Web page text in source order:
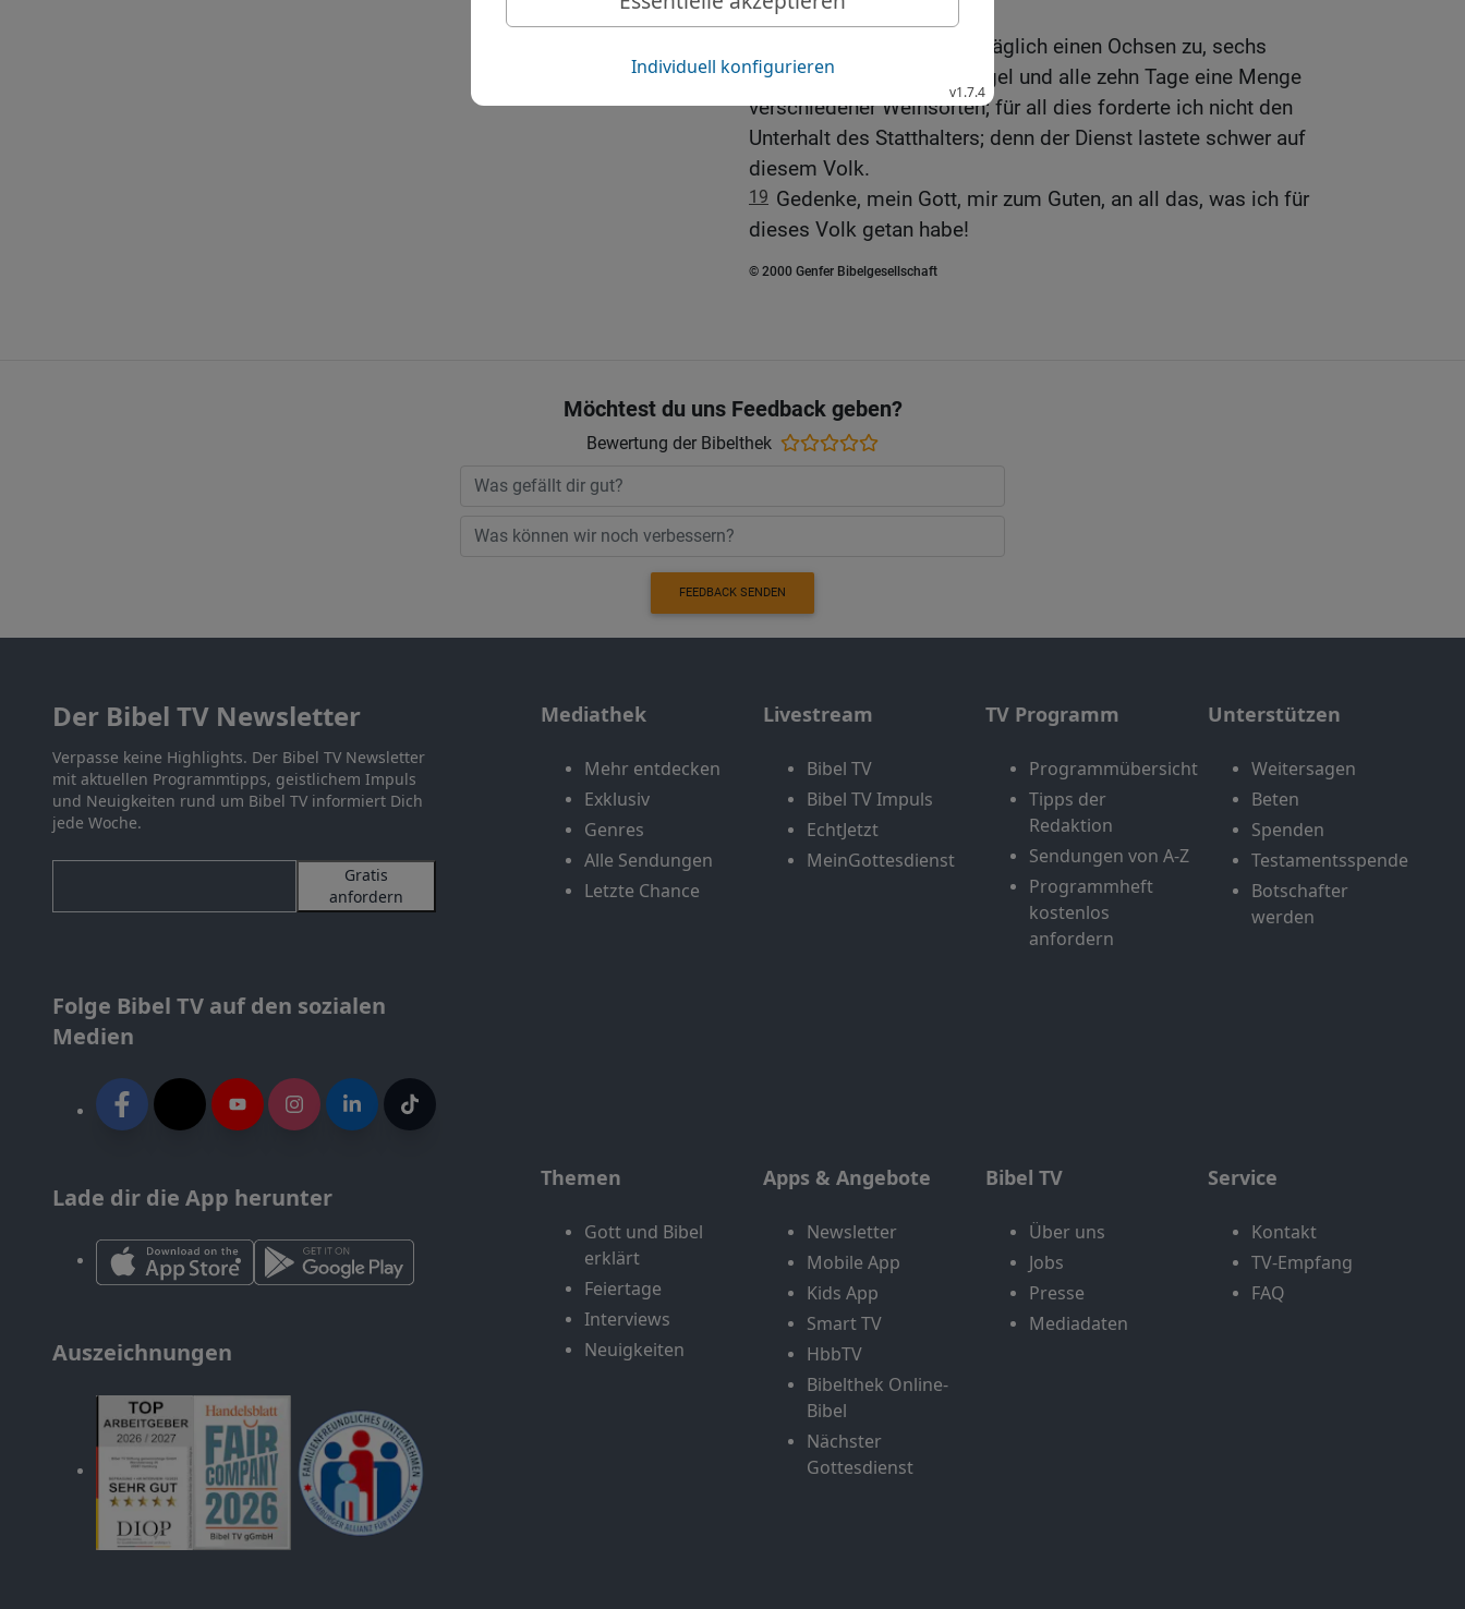
kamen, an meinem Tisch.
Und man bereitete mir täglich einen Ochsen zu, sechs
auserlesene Schafe, Geflügel und alle zehn Tage eine Menge
verschiedener Weinsorten; für all dies forderte ich nicht den
Unterhalt des Statthalters; denn der Dienst lastete schwer auf
diesem Volk.
19 Gedenke, mein Gott, mir zum Guten, an all das, was ich für
dieses Volk getan habe!
© 2000 Genfer Bibelgesellschaft
Möchtest du uns Feedback geben?
Bewertung der Bibelthek
FEEDBACK SENDEN
Der Bibel TV Newsletter
Verpasse keine Highlights. Der Bibel TV Newsletter
mit aktuellen Programmtipps, geistlichem Impuls
und Neuigkeiten rund um Bibel TV informiert Dich
jede Woche.
Gratis
anfordern
Folge Bibel TV auf den sozialen
Medien
Lade dir die App herunter
Auszeichnungen
Mediathek
Mehr entdecken
Exklusiv
Genres
Alle Sendungen
Letzte Chance
Livestream
Bibel TV
Bibel TV Impuls
EchtJetzt
MeinGottesdienst
TV Programm
Programmübersicht
Tipps der
Redaktion
Sendungen von A-Z
Programmheft
kostenlos
anfordern
Unterstützen
Weitersagen
Beten
Spenden
Testamentsspende
Botschafter
werden
Themen
Gott und Bibel
erklärt
Feiertage
Interviews
Neuigkeiten
Apps & Angebote
Newsletter
Mobile App
Kids App
Smart TV
HbbTV
Bibelthek Online-
Bibel
Nächster
Gottesdienst
Bibel TV
Über uns
Jobs
Presse
Mediadaten
Service
Kontakt
TV-Empfang
FAQ